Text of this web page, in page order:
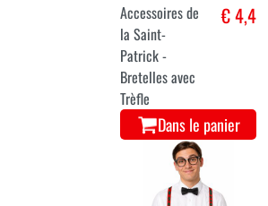
Accessoires de
la Saint-
Patrick -
Bretelles avec
Trèfle
€ 4,4
Dans le panier